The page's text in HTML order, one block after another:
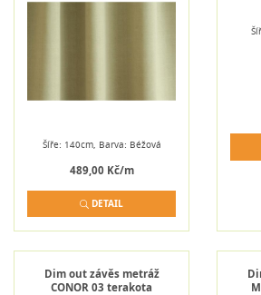
Šíře: 140cm, Barva: Béžová
489,00 Kč/m
DETAIL
Dim out závěs metráž
CONOR 03 terakota